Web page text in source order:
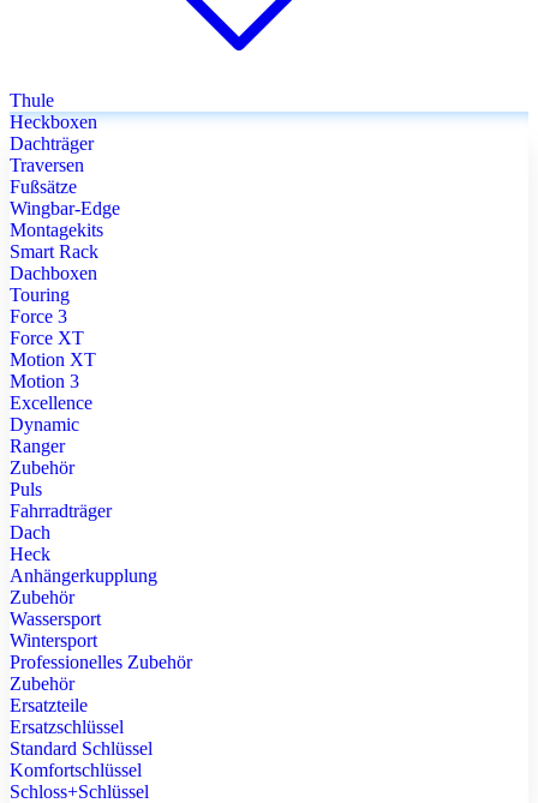
Thule
Heckboxen
Dachträger
Traversen
Fußsätze
Wingbar-Edge
Montagekits
Smart Rack
Dachboxen
Touring
Force 3
Force XT
Motion XT
Motion 3
Excellence
Dynamic
Ranger
Zubehör
Puls
Fahrradträger
Dach
Heck
Anhängerkupplung
Zubehör
Wassersport
Wintersport
Professionelles Zubehör
Zubehör
Ersatzteile
Ersatzschlüssel
Standard Schlüssel
Komfortschlüssel
Schloss+Schlüssel